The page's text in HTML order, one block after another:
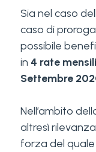
Sia nel caso
caso di
possibile
in 4 rate
Settembre
Nell’ambito
altresì rilevanza
forza del